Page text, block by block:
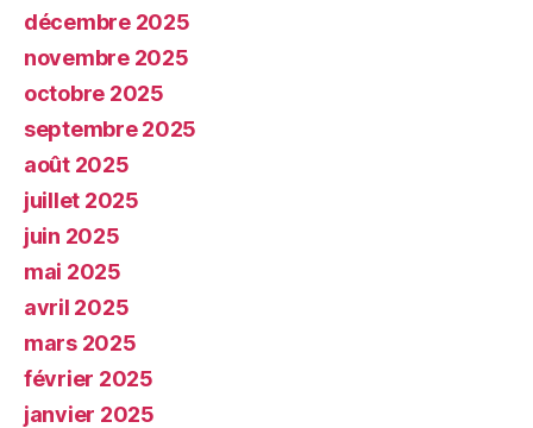
décembre 2025
novembre 2025
octobre 2025
septembre 2025
août 2025
juillet 2025
juin 2025
mai 2025
avril 2025
mars 2025
février 2025
janvier 2025